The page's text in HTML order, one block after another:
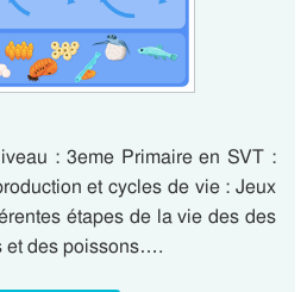
: 3eme Primaire en SVT :
et cycles de vie : Jeux
étapes de la vie des des
et des poissons….